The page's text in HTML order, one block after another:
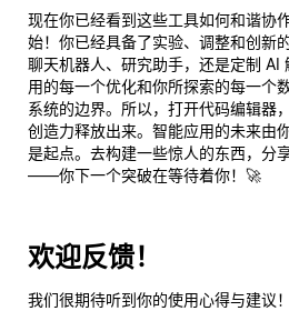
现在你已经看到这些工具如何和谐协
始！你已经具备了实验、调整和创
聊天机器人、研究助手，还是定制 AI
用的每一个优化和你所探索的每一个
系统的边界。所以，打开代码编辑器
创造力释放出来。智能应用的未来由
是起点。去构建一些惊人的东西，分
——你下一个突破在等待着你！🚀
欢迎反馈！
我们很期待听到你的使用心得与建议